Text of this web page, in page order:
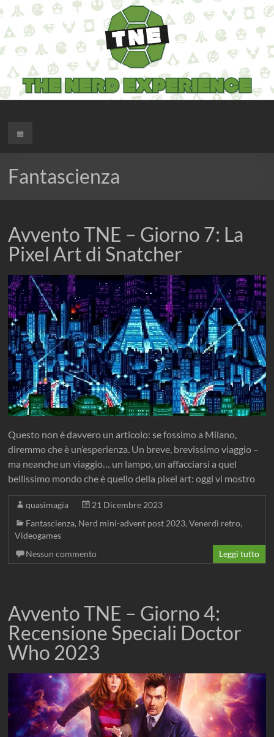
Salta
al
contenuto
The Nerd Experience
Menu
Fantascienza
Avvento TNE – Giorno 7: La
Pixel Art di Snatcher
Questo non è davvero un articolo: se fossimo a Milano,
diremmo che è un’esperienza. Un breve, brevissimo viaggio –
ma neanche un viaggio… un lampo, un affacciarsi a quel
bellissimo mondo che è quello della pixel art: oggi vi mostro
quasimagia
21 Dicembre 2023
Fantascienza, Nerd mini-advent post 2023,Venerdì retro,
Videogames
Nessun commento
Leggi tutto
Avvento TNE – Giorno 4:
Recensione Speciali Doctor
Who 2023